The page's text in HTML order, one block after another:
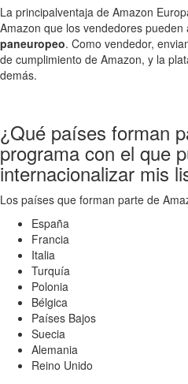
La principalventaja de Amazon
Amazon que los vendedores pueden
paneuropeo. Como vendedor,
de cumplimiento de Amazon, y la
demás.
¿Qué países forman
programa con el que
internacionalizar mis
Los países que forman parte de
España
Francia
Italia
Turquía
Polonia
Bélgica
Países Bajos
Suecia
Alemania
Reino Unido